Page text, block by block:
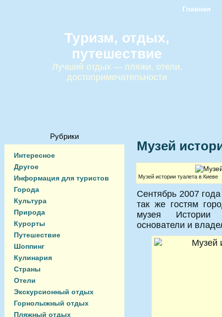
Главная
Туризм, отдых,
путешествие
Лучший отдых — пляжи, отели,
достопримечательности
Рубрики
Интересное
Другое
Информация для туристов
Города
Культура
Природа
Курорты
Путешествие
Шоппинг
Кулинария
Страны
Отели
Экскурсионный отдых
Горнолыжный отдых
Пляжный отдых
Музей
Музей истории туалета в Киеве
Сентябрь 2007
так же гостям
музея Истории
основатели и